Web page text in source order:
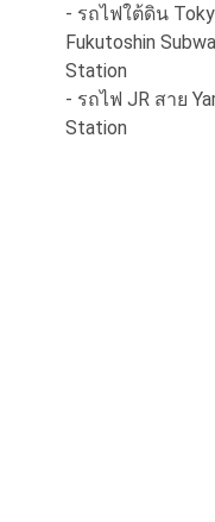
- รถไฟใต้ดิน
Fukutoshin
Station
- รถไฟ JR สาย
Station